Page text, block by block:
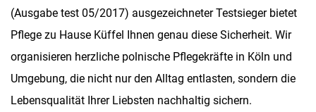
(Ausgabe test 05/2017) ausgezeichneter Testsieger bietet
Pflege zu Hause Küffel Ihnen genau diese Sicherheit. Wir
organisieren herzliche polnische Pflegekräfte in Köln und
Umgebung, die nicht nur den Alltag entlasten, sondern die
Lebensqualität Ihrer Liebsten nachhaltig sichern.